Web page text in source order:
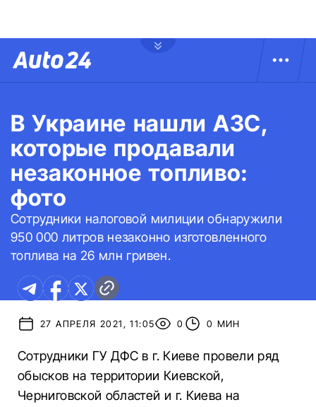
В Украине нашли АЗС,
которые продавали
незаконное топливо:
фото
Сотрудники налоговой милиции обнаружили
950 000 литров незаконно изготовленного
топлива на 26 млн гривен.
27 АПРЕЛЯ 2021, 11:05 0 0 МИН
Сотрудники ГУ ДФС в г. Киеве провели ряд
обысков на территории Киевской,
Черниговской областей и г. Киева на